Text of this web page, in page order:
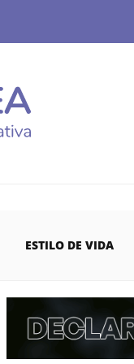
ESTILO DE VIDA